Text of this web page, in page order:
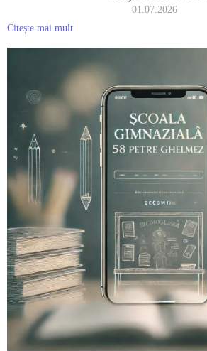
01.07.2026
Citește mai mult